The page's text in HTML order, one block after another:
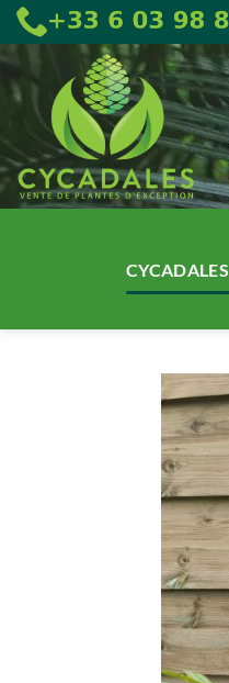
Passer
au
contenu
CYCADALES